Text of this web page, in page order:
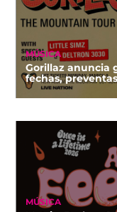
MÚSICA
Gorillaz anuncia
fechas,
MÚSICA